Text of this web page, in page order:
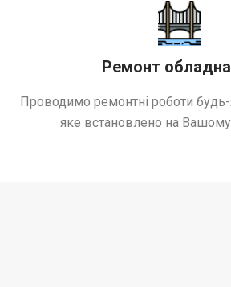
Ремонт
Проводимо ремонтні роботи
яке встановлено на Вашому